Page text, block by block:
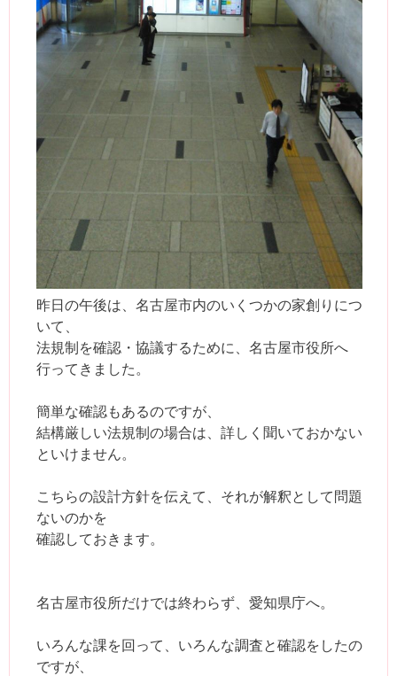
昨日の午後は、名古屋市内のいくつかの家創りにつ
いて、
法規制を確認・協議するために、名古屋市役所へ
行ってきました。
簡単な確認もあるのですが、
結構厳しい法規制の場合は、詳しく聞いておかない
といけません。
こちらの設計方針を伝えて、それが解釈として問題
ないのかを
確認しておきます。
名古屋市役所だけでは終わらず、愛知県庁へ。
いろんな課を回って、いろんな調査と確認をしたの
ですが、